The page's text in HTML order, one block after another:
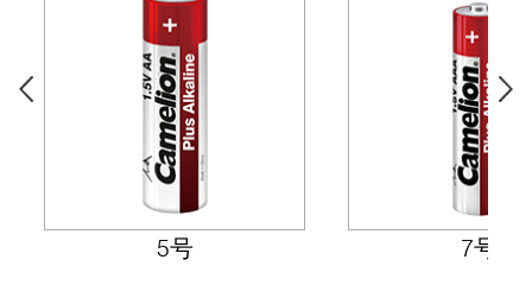
5号 7号